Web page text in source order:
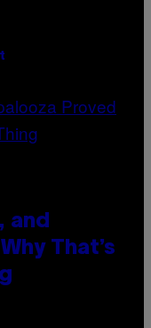
and
That’s